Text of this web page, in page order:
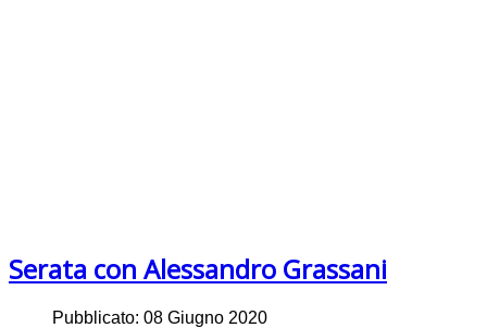
Serata con Alessandro Grassani
Pubblicato: 08 Giugno 2020